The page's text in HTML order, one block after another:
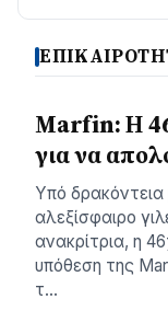
Marfin: Η
για να
Υπό
αλεξίσφαιρο
ανακρίτρια, η
υπόθεση της
τ…